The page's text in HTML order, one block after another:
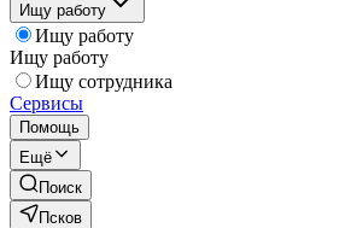
Ищу работу
Ищу работу
Ищу работу
Ищу сотрудника
Сервисы
Помощь
Ещё
Поиск
Псков